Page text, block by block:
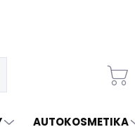
AUTOKOSMETIKA